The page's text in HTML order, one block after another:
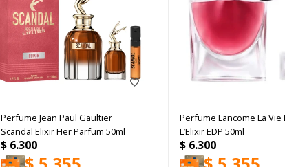
Perfume Jean Paul Gaultier
Scandal Elixir Her Parfum 50ml
$ 6.300
Perfume Lancome La Vie
L’Elixir EDP 50ml
$ 6.300